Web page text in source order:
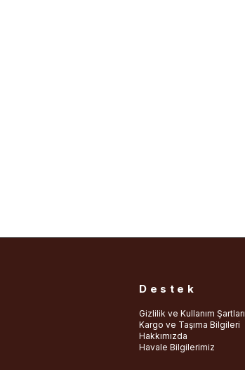
Destek
Gizlilik ve Kullanım Şartları
Kargo ve Taşıma Bilgileri
Hakkımızda
Havale Bilgilerimiz